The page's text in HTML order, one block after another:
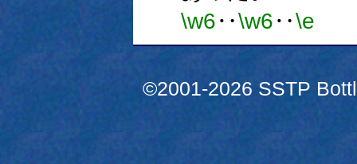
\w6‥\w6‥\e
©2001-2026 SSTP